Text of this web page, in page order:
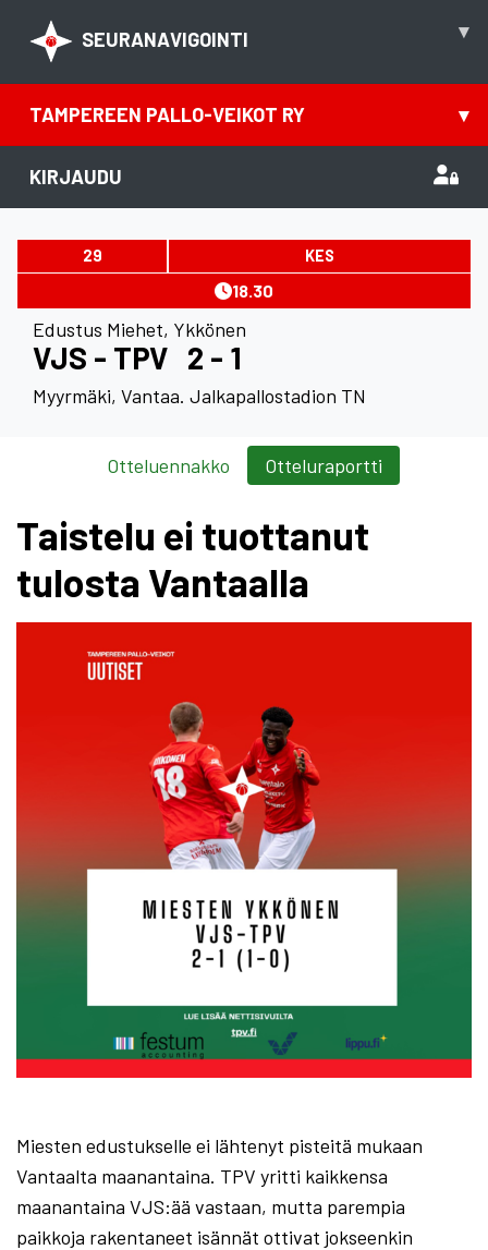
SEURANAVIGOINTI ▾
TAMPEREEN PALLO-VEIKOT RY ▾
KIRJAUDU
29 KES
18.30
Edustus Miehet, Ykkönen
VJS - TPV 2 - 1
Myyrmäki, Vantaa. Jalkapallostadion TN
Otteluennakko Otteluraportti
Taistelu ei tuottanut
tulosta Vantaalla
Miesten edustukselle ei lähtenyt pisteitä mukaan
Vantaalta maanantaina. TPV yritti kaikkensa
maanantaina VJS:ää vastaan, mutta parempia
paikkoja rakentaneet isännät ottivat jokseenkin